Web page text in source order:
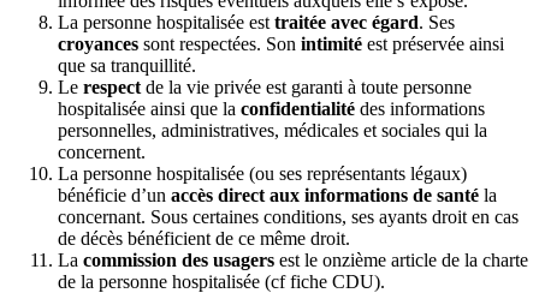
La personne hospitalisée est traitée avec égard. Ses
croyances sont respectées. Son intimité est préservée ainsi
que sa tranquillité.
Le respect de la vie privée est garanti à toute personne
hospitalisée ainsi que la confidentialité des informations
personnelles, administratives, médicales et sociales qui la
concernent.
La personne hospitalisée (ou ses représentants légaux)
bénéficie d’un accès direct aux informations de santé la
concernant. Sous certaines conditions, ses ayants droit en cas
de décès bénéficient de ce même droit.
La commission des usagers est le onzième article de la charte
de la personne hospitalisée (cf fiche CDU).